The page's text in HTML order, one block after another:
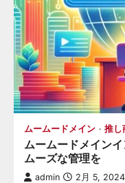
ムームードメイン 推し
ムームードメイン
ムーズな管理を
admin 2月 5, 2024